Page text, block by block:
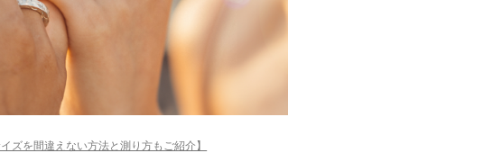
ズを間違えない方法と測り方もご紹介】